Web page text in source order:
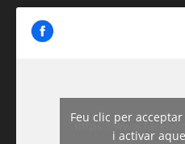
https://
Feu clic per
i activar